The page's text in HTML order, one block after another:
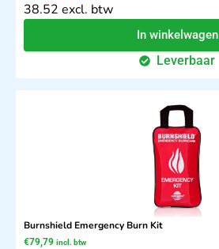
38.52 excl. btw
In winkelwagen
Leverbaar
Burnshield Emergency Burn Kit
€79,79 incl. btw